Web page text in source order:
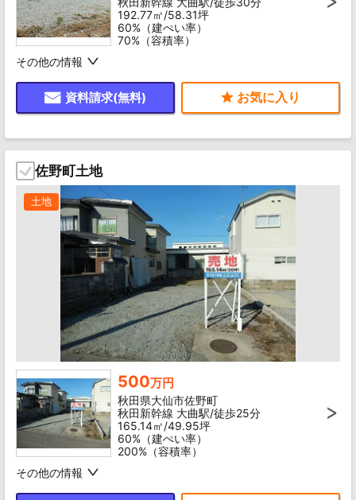
192.77㎡/58.31坪
60%（建ぺい率）
70%（容積率）
その他の情報
資料請求(無料)
佐野町土地
土地
500万円
秋田県大仙市佐野町
秋田新幹線 大曲駅/徒歩25分
165.14㎡/49.95坪
60%（建ぺい率）
200%（容積率）
その他の情報